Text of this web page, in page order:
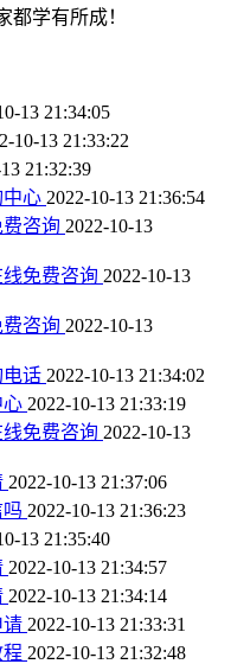
都学有所成！
13 21:34:05
10-13 21:33:22
21:32:39
心 2022-10-13 21:36:54
咨询 2022-10-13
免费咨询 2022-10-13
咨询 2022-10-13
话 2022-10-13 21:34:02
心 2022-10-13 21:33:19
免费咨询 2022-10-13
2022-10-13 21:37:06
2022-10-13 21:36:23
13 21:35:40
2022-10-13 21:34:57
2022-10-13 21:34:14
请 2022-10-13 21:33:31
2022-10-13 21:32:48